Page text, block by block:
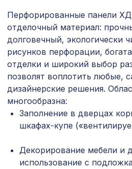
Перфорированная
1400х780мм, ХДФ, дуб
Перфорированная
1000х680мм, ХДФ, без
Натуральные обои
Prints L5045, 0,91 x 5,5 м
Перфорированная
2790х1020мм, ХДФ,
Натуральные обои
"Прима Ахумадо", 0,91
Перфорированные панели
отделочный материал:
долговечный, экологически
рисунков перфорации,
отделки и широкий выбор
позволят воплотить любые,
дизайнерские решения.
многообразна:
Заполнение в дверцах
шкафах-купе
Декорирование мебели и
использование с